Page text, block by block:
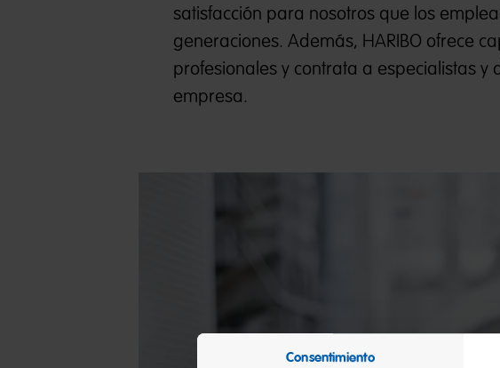
Consentimiento
satisfacción para nosotros que los
generaciones. Además, HARIBO ofrece
profesionales y contrata a especialistas
empresa.